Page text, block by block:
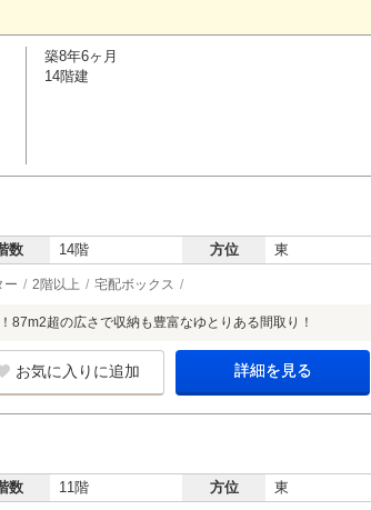
築8年6ヶ月
14階建
数 14階 方位 東
ー 2階以上 宅配ボックス
87m2超の広さで収納も豊富なゆとりある間取り！
お気に入りに追加 詳細を見る
数 11階 方位 東